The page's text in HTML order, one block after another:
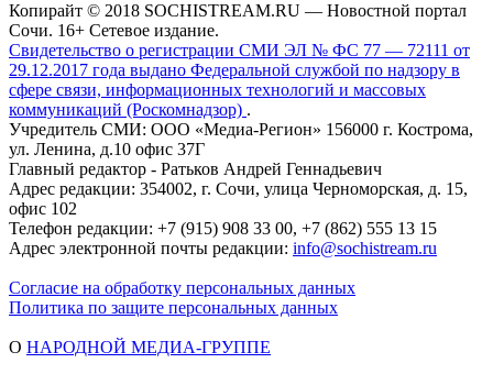
Копирайт © 2018 SOCHISTREAM.RU — Новостной портал
Сочи. 16+ Сетевое издание.
Свидетельство о регистрации СМИ ЭЛ № ФС 77 — 72111 от
29.12.2017 года выдано Федеральной службой по надзору в
сфере связи, информационных технологий и массовых
коммуникаций (Роскомнадзор) .
Учредитель СМИ: ООО «Медиа-Регион» 156000 г. Кострома,
ул. Ленина, д.10 офис 37Г
Главный редактор - Ратьков Андрей Геннадьевич
Адрес редакции: 354002, г. Сочи, улица Черноморская, д. 15,
офис 102
Телефон редакции: +7 (915) 908 33 00, +7 (862) 555 13 15
Адрес электронной почты редакции: info@sochistream.ru
Согласие на обработку персональных данных
Политика по защите персональных данных
О НАРОДНОЙ МЕДИА-ГРУППЕ